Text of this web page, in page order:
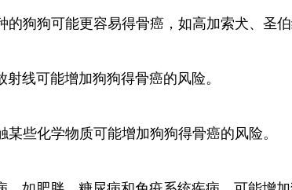
的狗狗可能更容易得骨癌，如高加索犬、圣伯
线可能增加狗狗得骨癌的风险。
些化学物质可能增加狗狗得骨癌的风险。